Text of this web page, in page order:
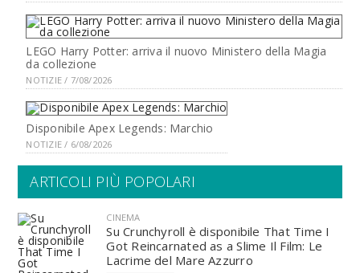
LEGO Harry Potter: arriva il nuovo Ministero della Magia
da collezione
NOTIZIE / 7/08/2026
Disponibile Apex Legends: Marchio
NOTIZIE / 6/08/2026
ARTICOLI PIÙ POPOLARI
CINEMA
Su Crunchyroll è disponibile That Time I
Got Reincarnated as a Slime Il Film: Le
Lacrime del Mare Azzurro